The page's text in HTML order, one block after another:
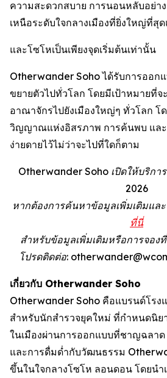
ความสะดวกสบาย การนอนหลับอย่า
เหนือระดับใจกลางเมืองที่ยิ่งใหญ่ที่สุ
และโซโหเป็นเพียงจุดเริ่มต้นเท่านั้น
Otherwander Soho ได้รับการออก
ขยายตัวไปทั่วโลก โดยมีเป้าหมายที่
อาณาจักรไปยังเมืองใหญ่ๆ ทั่วโลก โ
วิญญาณแห่งอิสรภาพ การค้นพบ และ
ง่ายดายไว้ไม่ว่าจะไปที่ใดก็ตาม
Otherwander Soho เปิดให้บริกา
2026
หากต้องการค้นหาข้อมูลเพิ่มเติมแล
ที่นี่
สำหรับข้อมูลเพิ่มเติมหรือการจอ
โปรดติดต่อ:
เกี่ยวกับ Otherwander Soho
Otherwander Soho คือแบรนด์โร
สำหรับนักสำรวจยุคใหม่ ที่กำหนดนิย
ในเมืองผ่านการออกแบบที่ชาญฉลาด
และการดื่มด่ำกับวัฒนธรรม
ขึ้นในใจกลางโซโห ลอนดอน โดยน